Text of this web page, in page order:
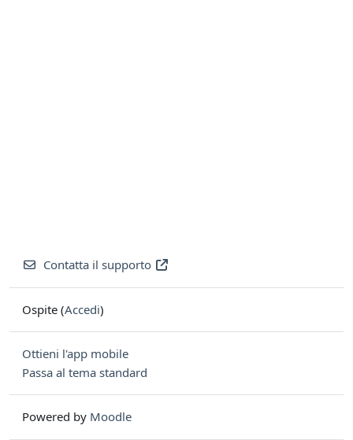
Contatta il supporto
Ospite (Accedi)
Ottieni l'app mobile
Passa al tema standard
Powered by Moodle